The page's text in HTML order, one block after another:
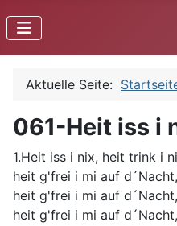
Aktuelle Seite:
061-Heit iss i
1.Heit iss i nix, heit trink i
heit g'frei i mi auf d´Nacht,
heit g'frei i mi auf d´Nacht,
heit g'frei i mi auf d´Nacht,